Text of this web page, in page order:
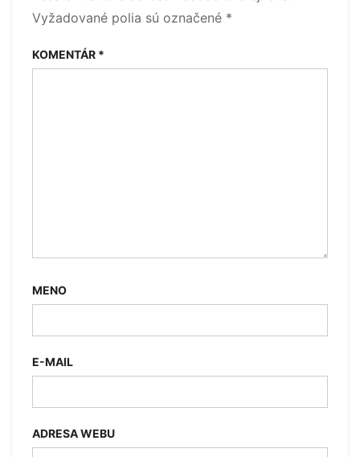
Vyžadované polia sú označené *
KOMENTÁR *
MENO
E-MAIL
ADRESA WEBU